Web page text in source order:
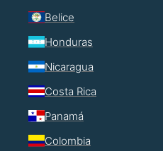
Belice
Honduras
Nicaragua
Costa Rica
Panamá
Colombia